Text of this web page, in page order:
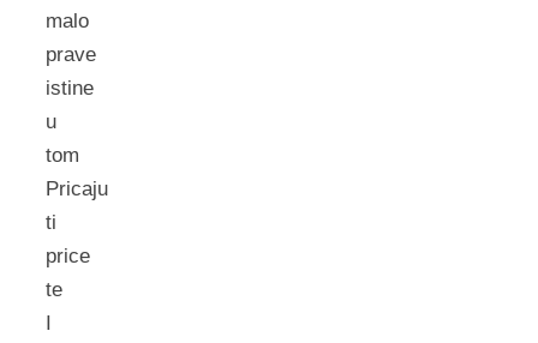
malo
prave
istine
u
tom
Pricaju
ti
price
te
I